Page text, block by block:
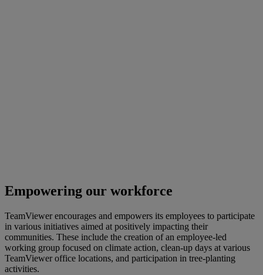
Empowering our workforce
TeamViewer encourages and empowers its employees to participate
in various initiatives aimed at positively impacting their
communities. These include the creation of an employee-led
working group focused on climate action, clean-up days at various
TeamViewer office locations, and participation in tree-planting
activities.